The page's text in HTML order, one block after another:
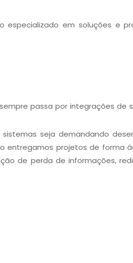
em soluções e
passa por integrações de
seja demandando
projetos de forma
de perda de informações,